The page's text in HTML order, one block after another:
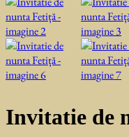
Invitatie de